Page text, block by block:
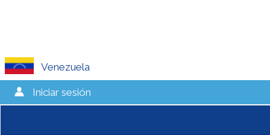
Venezuela
Iniciar sesión